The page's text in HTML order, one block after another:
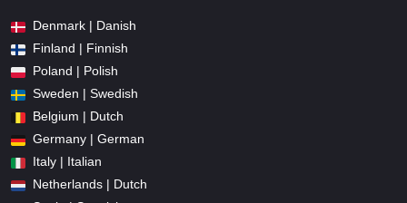
Denmark | Danish
Finland | Finnish
Poland | Polish
Sweden | Swedish
Belgium | Dutch
Germany | German
Italy | Italian
Netherlands | Dutch